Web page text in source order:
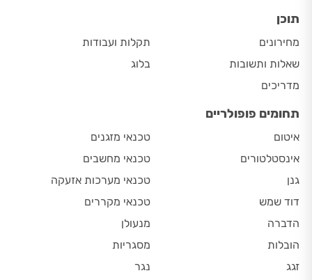
תוכן
מחירונים
שאלות ותשובות
מדריכים
תקלות ועבודות
בלוג
תחומים פופולריים
איטום
אינסטלטורים
גנן
דוד שמש
הדברה
הובלות
זגג
טכנאי מזגנים
טכנאי מחשבים
טכנאי מערכות אזעקה
טכנאי מקררים
מנעולן
מסגריות
נגר